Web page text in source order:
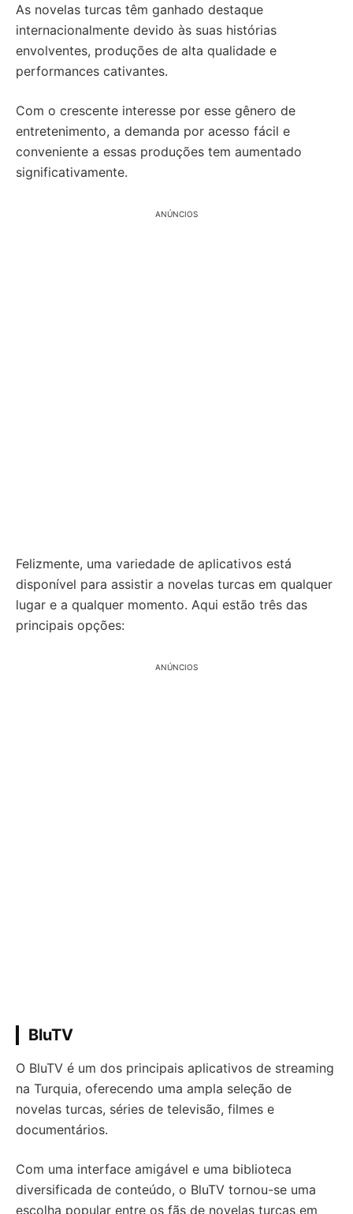
As novelas turcas têm ganhado destaque
internacionalmente devido às suas histórias
envolventes, produções de alta qualidade e
performances cativantes.
Com o crescente interesse por esse gênero de
entretenimento, a demanda por acesso fácil e
conveniente a essas produções tem aumentado
significativamente.
ANÚNCIOS
Felizmente, uma variedade de aplicativos está
disponível para assistir a novelas turcas em qualquer
lugar e a qualquer momento. Aqui estão três das
principais opções:
ANÚNCIOS
BluTV
O BluTV é um dos principais aplicativos de streaming
na Turquia, oferecendo uma ampla seleção de
novelas turcas, séries de televisão, filmes e
documentários.
Com uma interface amigável e uma biblioteca
diversificada de conteúdo, o BluTV tornou-se uma
escolha popular entre os fãs de novelas turcas em